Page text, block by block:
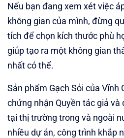
Nếu bạn đang xem xét việc
không gian của mình, đừng
tích để chọn kích thước phù
giúp tạo ra một không gian
nhất có thể.
Sản phẩm Gạch Sỏi của
chứng nhận Quyền tác giả
tại thị trường trong và ngoài
nhiều dự án, công trình khắp